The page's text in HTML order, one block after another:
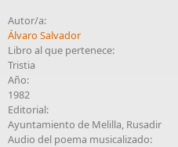
Autor/a:
Álvaro Salvador
Libro al que pertenece:
Tristia
Año:
1982
Editorial:
Ayuntamiento de Melilla, Rusadir
Audio del poema musicalizado: